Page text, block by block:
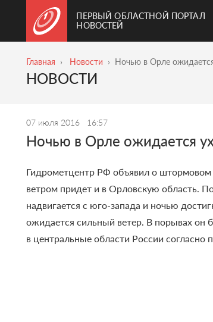
ПЕРВЫЙ ОБЛАСТНОЙ ПОРТАЛ
НОВОСТЕЙ
Главная Новости Ночью в Орле
НОВОСТИ
07 июля 2016 16:57
Ночью в Орле ожидается
Гидрометцентр РФ объявил о
ветром придет и в Орловскую область.
надвигается с юго-запада и ночью
ожидается сильный ветер. В порывах он
в центральные области России согласно